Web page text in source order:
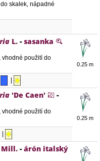
skalek, nápadné
L. -sasanka
vhodné použití do
0.25 m
'De Caen' -
vhodné použití do
0.25 m
Mill. -árón italský